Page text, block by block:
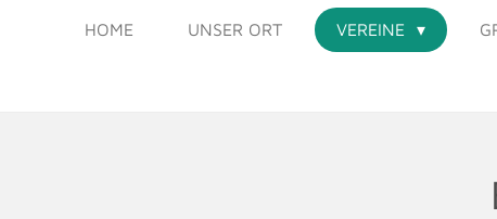
HOME UNSER ORT VEREINE